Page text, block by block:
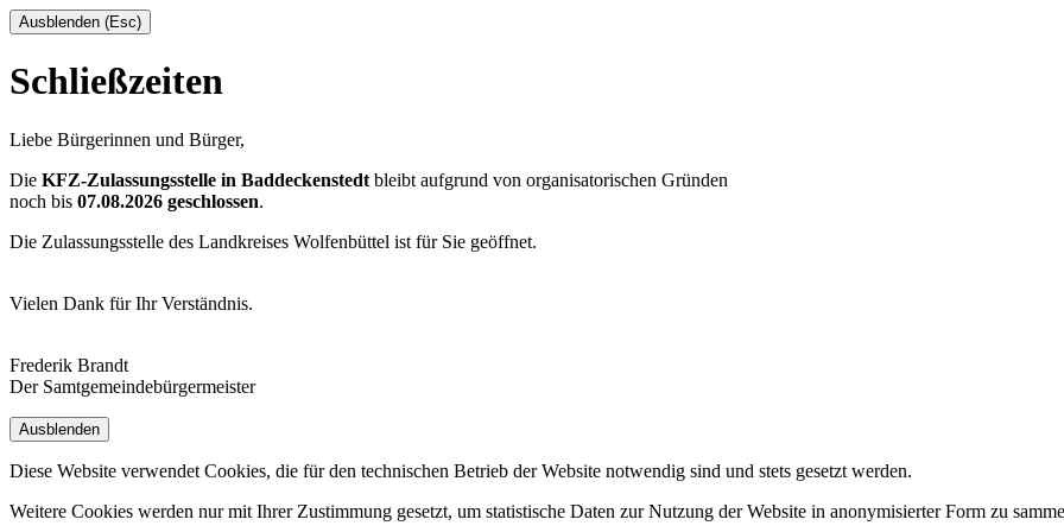
Ausblenden (Esc)
Schließzeiten
Liebe Bürgerinnen und Bürger,
Die KFZ-Zulassungsstelle in Baddeckenstedt bleibt aufgrund von organisatorischen Gründen
noch bis 07.08.2026 geschlossen.
Die Zulassungsstelle des Landkreises Wolfenbüttel ist für Sie geöffnet.
Vielen Dank für Ihr Verständnis.
Frederik Brandt
Der Samtgemeindebürgermeister
Ausblenden
Diese Website verwendet Cookies, die für den technischen Betrieb der Website notwendig sind und stets gesetzt werden.
Weitere Cookies werden nur mit Ihrer Zustimmung gesetzt, um statistische Daten zur Nutzung der Website in anonymisierter Form zu